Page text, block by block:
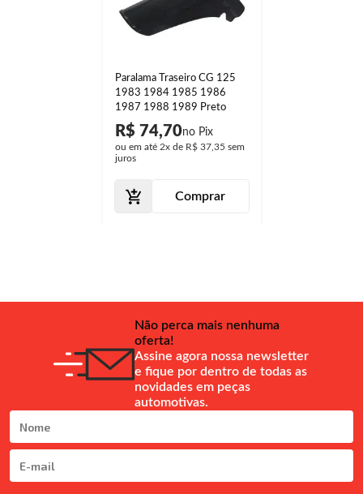
Paralama Traseiro CG 125
1983 1984 1985 1986
1987 1988 1989 Preto
R$ 74,70
ou em até 2xde R$ 37,35 sem
juros
Comprar
Não perca mais nenhuma
oferta!
Assine agora nossa newsletter
e fique por dentro de todas as
novidades em peças
automotivas.